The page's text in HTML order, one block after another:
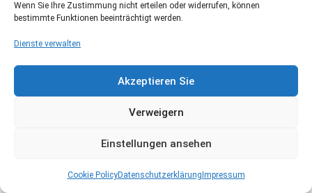
Wenn Sie Ihre Zustimmung nicht erteilen oder widerrufen, können
bestimmte Funktionen beeinträchtigt werden.
Dienste verwalten
Akzeptieren Sie
Verweigern
Einstellungen ansehen
Cookie PolicyDatenschutzerklärung Impressum